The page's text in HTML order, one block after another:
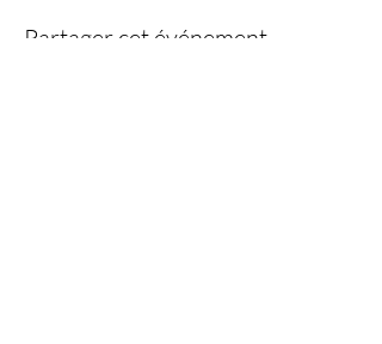
Partager cet événement